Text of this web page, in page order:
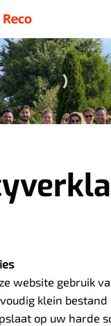
website gebruik
klein
op uw harde